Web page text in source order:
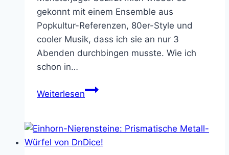
gekonnt mit einem Ensemble aus
Popkultur-Referenzen, 80er-Style und
cooler Musik, dass ich sie an nur 3
Abenden durchbingen musste. Wie ich
schon in…
WeiterlesenDie
in
Stranger